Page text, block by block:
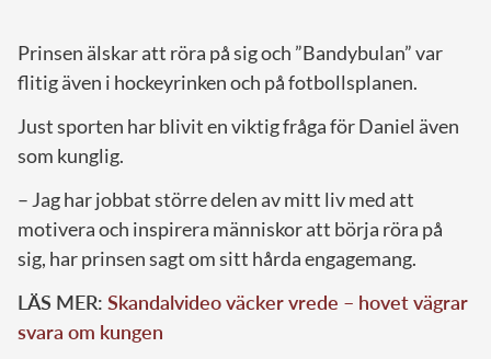
Prinsen älskar att röra på sig och ”Bandybulan” var
flitig även i hockeyrinken och på fotbollsplanen.
Just sporten har blivit en viktig fråga för Daniel även
som kunglig.
– Jag har jobbat större delen av mitt liv med att
motivera och inspirera människor att börja röra på
sig, har prinsen sagt om sitt hårda engagemang.
LÄS MER: Skandalvideo väcker vrede – hovet vägrar
svara om kungen